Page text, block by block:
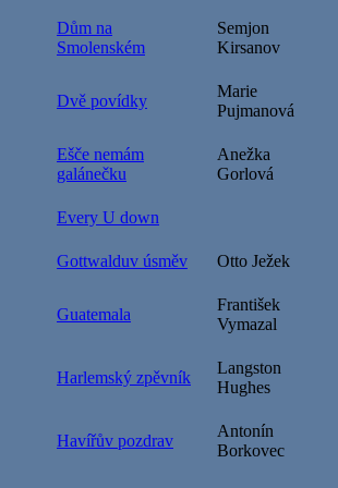
Dům na
Smolenském
Semjon
Kirsanov
Dvě povídky
Marie
Pujmanová
Ešče nemám
galánečku
Anežka
Gorlová
Every U down
Gottwalduv úsměv Otto Ježek
Guatemala
František
Vymazal
Harlemský zpěvník
Langston
Hughes
Havířův pozdrav
Antonín
Borkovec